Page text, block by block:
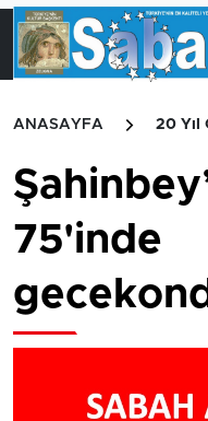
ANASAYFA 20 Yıl
75'inde